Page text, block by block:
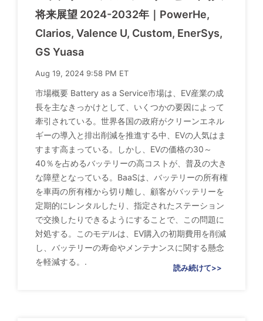
将来展望 2024-2032年｜PowerHe,
Clarios, Valence U, Custom, EnerSys,
GS Yuasa
Aug 19, 2024 9:58 PM ET
市場概要 Battery as a Service市場は、EV産業の成
長を主なきっかけとして、いくつかの要因によって
牽引されている。世界各国の政府がクリーンエネル
ギーの導入と排出削減を推進する中、EVの人気はま
すます高まっている。しかし、EVの価格の30～
40％を占めるバッテリーの高コストが、普及の大き
な障壁となっている。BaaSは、バッテリーの所有権
を車両の所有権から切り離し、顧客がバッテリーを
定期的にレンタルしたり、指定されたステーション
で交換したりできるようにすることで、この問題に
対処する。このモデルは、EV購入の初期費用を削減
し、バッテリーの寿命やメンテナンスに関する懸念
を軽減する。.
読み続けて>>